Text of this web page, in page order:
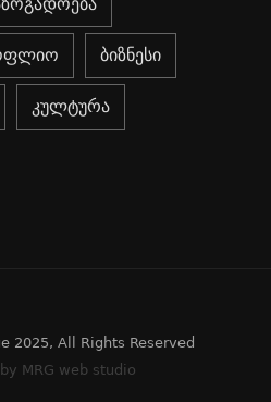
ბიზნესი
კულტურა
2025, All Rights Reserved
MRG web studio